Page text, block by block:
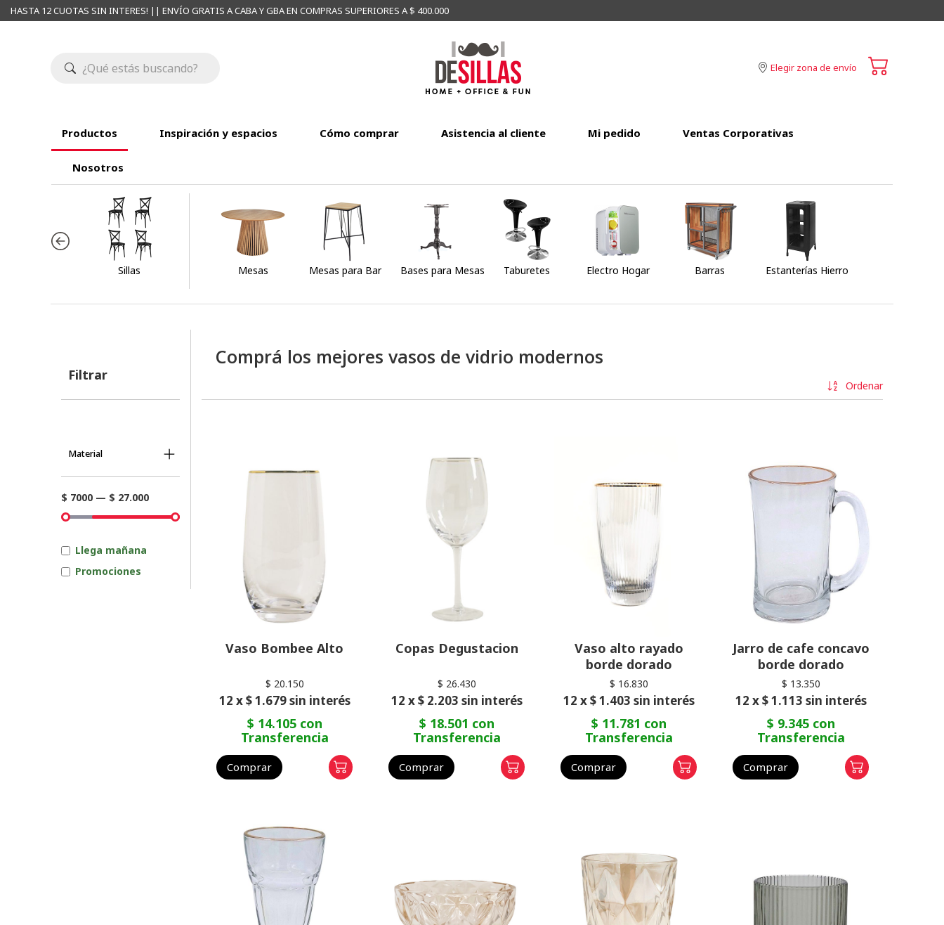
HASTA 12 CUOTAS SIN INTERES! || ENVÍO GRATIS A CABA Y GBA EN COMPRAS SUPERIORES A $ 400.000
Elegir zona de envío
Productos Inspiración y espacios Cómo comprar Asistencia al cliente Mi pedido Ventas Corporativas
Nosotros
Sillas Mesas Mesas para Bar Bases para Mesas Taburetes Electro Hogar Barras Estanterías Hierro
Filtrar
Material
$ 7000 — $ 27.000
Llega mañana
Promociones
Comprá los mejores vasos de vidrio modernos
Ordenar
Vaso Bombee Alto
$ 20.150
12 x $ 1.679 sin interés
$ 14.105 con
Transferencia
Comprar
Copas Degustacion
$ 26.430
12 x $ 2.203 sin interés
$ 18.501 con
Transferencia
Comprar
Vaso alto rayado
borde dorado
$ 16.830
12 x $ 1.403 sin interés
$ 11.781 con
Transferencia
Comprar
Jarro de cafe concavo
borde dorado
$ 13.350
12 x $ 1.113 sin interés
$ 9.345 con
Transferencia
Comprar